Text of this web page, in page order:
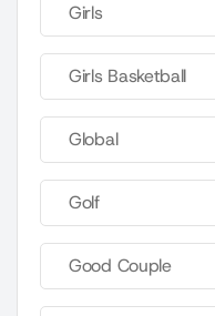
Girls
Girls Basketball
Global
Golf
Good Couple